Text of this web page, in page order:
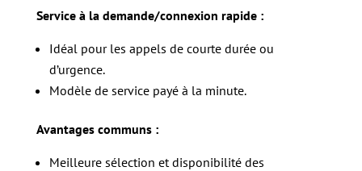
Service à la demande/connexion rapide :
Idéal pour les appels de courte durée ou
d’urgence.
Modèle de service payé à la minute.
Avantages communs :
Meilleure sélection et disponibilité des